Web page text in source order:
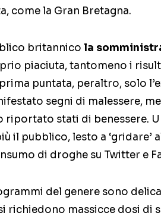
come la Gran Bretagna.
britannico la
piaciuta, tantomeno i
puntata, peraltro, solo
segni di malessere,
riportato stati di benessere.
il pubblico, lesto a ‘gridare’
di droghe su Twitter e
del genere sono
richiedono massicce dosi